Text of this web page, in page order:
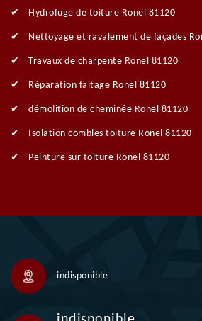
Hydrofuge de toiture Ronel 81120
Nettoyage et ravalement de façades
Travaux de charpente Ronel 81120
Réparation faitage Ronel 81120
démolition de cheminée Ronel 81120
Isolation combles toiture Ronel 81120
Peinture sur toiture Ronel 81120
indisponible